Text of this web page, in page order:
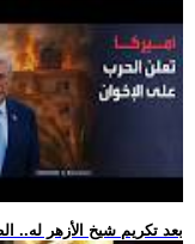
.. بعد تكريم شيخ الأزهر له..